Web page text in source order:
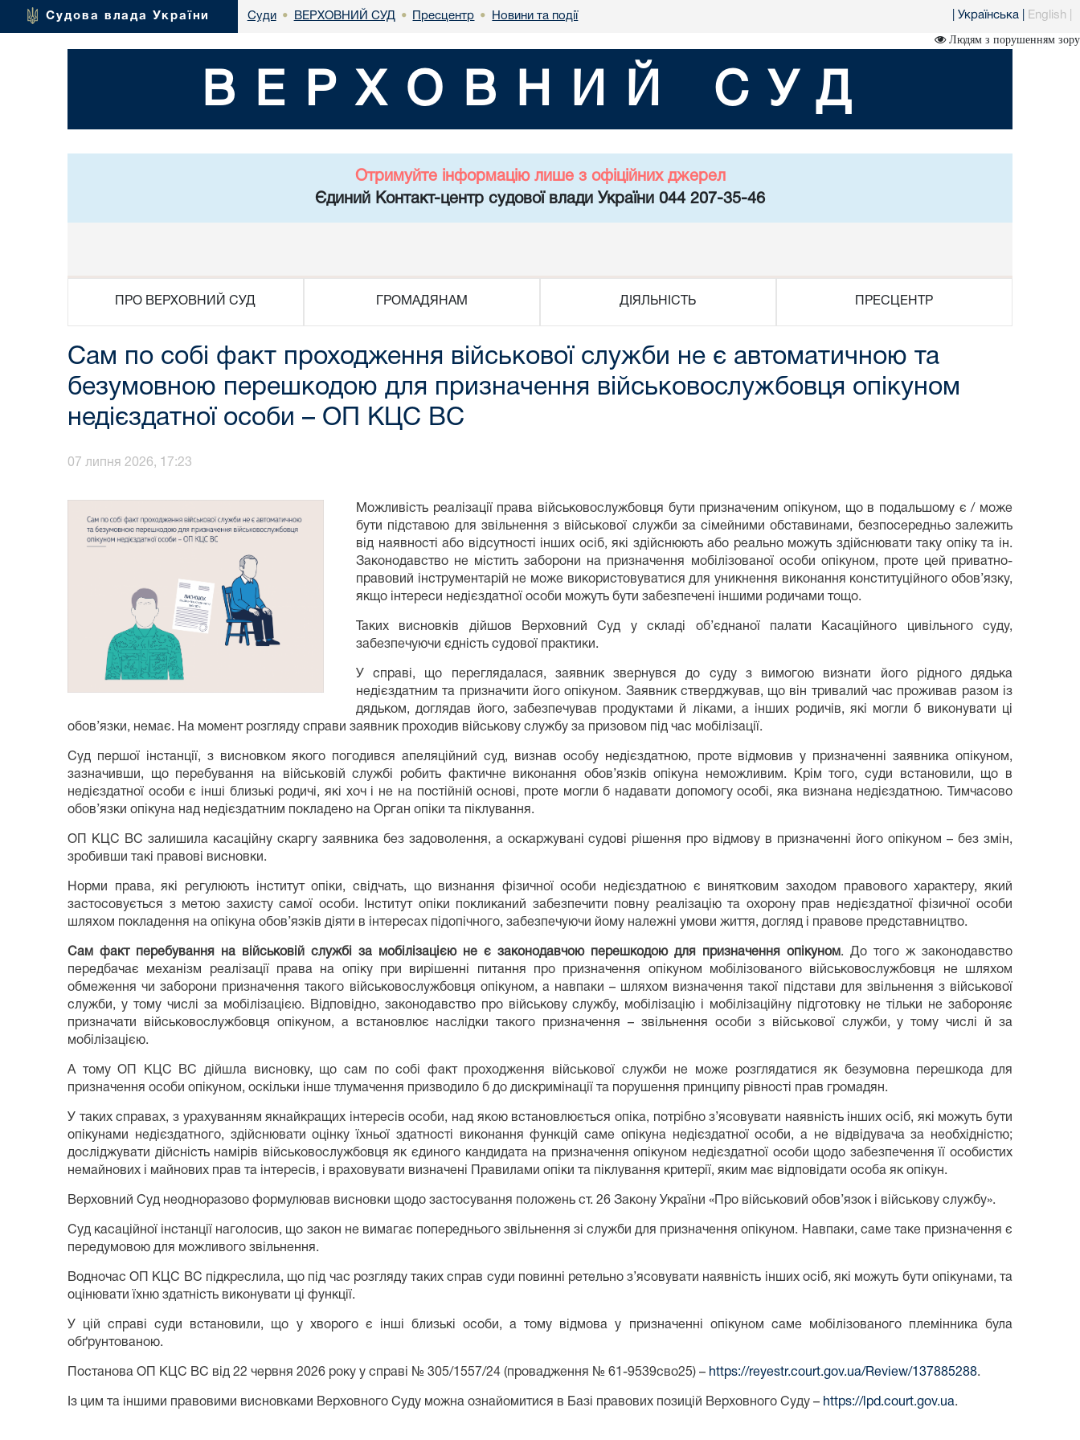
Судова влада України Суди • ВЕРХОВНИЙ СУД • Пресцентр • Новини та події Українська English
Людям з порушенням зору
ВЕРХОВНИЙ СУД
Отримуйте інформацію лише з офіційних джерел
Єдиний Контакт-центр судової влади України 044 207-35-46
ПРО ВЕРХОВНИЙ СУД ГРОМАДЯНАМ ДІЯЛЬНІСТЬ ПРЕСЦЕНТР
Сам по собі факт проходження військової служби не є автоматичною та
безумовною перешкодою для призначення військовослужбовця опікуном
недієздатної особи – ОП КЦС ВС
07 липня 2026, 17:23
Можливість реалізації права військовослужбовця бути призначеним опікуном, що в подальшому є / може
бути підставою для звільнення з військової служби за сімейними обставинами, безпосередньо залежить
від наявності або відсутності інших осіб, які здійснюють або реально можуть здійснювати таку опіку та ін.
Законодавство не містить заборони на призначення мобілізованої особи опікуном, проте цей приватно-
правовий інструментарій не може використовуватися для уникнення виконання конституційного обов’язку,
якщо інтереси недієздатної особи можуть бути забезпечені іншими родичами тощо.
Таких висновків дійшов Верховний Суд у складі об’єднаної палати Касаційного цивільного суду,
забезпечуючи єдність судової практики.
У справі, що переглядалася, заявник звернувся до суду з вимогою визнати його рідного дядька
недієздатним та призначити його опікуном. Заявник стверджував, що він тривалий час проживав разом із
дядьком, доглядав його, забезпечував продуктами й ліками, а інших родичів, які могли б виконувати ці
обов’язки, немає. На момент розгляду справи заявник проходив військову службу за призовом під час мобілізації.
Суд першої інстанції, з висновком якого погодився апеляційний суд, визнав особу недієздатною, проте відмовив у призначенні заявника опікуном,
зазначивши, що перебування на військовій службі робить фактичне виконання обов’язків опікуна неможливим. Крім того, суди встановили, що в
недієздатної особи є інші близькі родичі, які хоч і не на постійній основі, проте могли б надавати допомогу особі, яка визнана недієздатною. Тимчасово
обов’язки опікуна над недієздатним покладено на Орган опіки та піклування.
ОП КЦС ВС залишила касаційну скаргу заявника без задоволення, а оскаржувані судові рішення про відмову в призначенні його опікуном – без змін,
зробивши такі правові висновки.
Норми права, які регулюють інститут опіки, свідчать, що визнання фізичної особи недієздатною є винятковим заходом правового характеру, який
застосовується з метою захисту самої особи. Інститут опіки покликаний забезпечити повну реалізацію та охорону прав недієздатної фізичної особи
шляхом покладення на опікуна обов’язків діяти в інтересах підопічного, забезпечуючи йому належні умови життя, догляд і правове представництво.
Сам факт перебування на військовій службі за мобілізацією не є законодавчою перешкодою для призначення опікуном. До того ж законодавство
передбачає механізм реалізації права на опіку при вирішенні питання про призначення опікуном мобілізованого військовослужбовця не шляхом
обмеження чи заборони призначення такого військовослужбовця опікуном, а навпаки – шляхом визначення такої підстави для звільнення з військової
служби, у тому числі за мобілізацією. Відповідно, законодавство про військову службу, мобілізацію і мобілізаційну підготовку не тільки не забороняє
призначати військовослужбовця опікуном, а встановлює наслідки такого призначення – звільнення особи з військової служби, у тому числі й за
мобілізацією.
А тому ОП КЦС ВС дійшла висновку, що сам по собі факт проходження військової служби не може розглядатися як безумовна перешкода для
призначення особи опікуном, оскільки інше тлумачення призводило б до дискримінації та порушення принципу рівності прав громадян.
У таких справах, з урахуванням якнайкращих інтересів особи, над якою встановлюється опіка, потрібно з’ясовувати наявність інших осіб, які можуть бути
опікунами недієздатного, здійснювати оцінку їхньої здатності виконання функцій саме опікуна недієздатної особи, а не відвідувача за необхідністю;
досліджувати дійсність намірів військовослужбовця як єдиного кандидата на призначення опікуном недієздатної особи щодо забезпечення її особистих
немайнових і майнових прав та інтересів, і враховувати визначені Правилами опіки та піклування критерії, яким має відповідати особа як опікун.
Верховний Суд неодноразово формулював висновки щодо застосування положень ст. 26 Закону України «Про військовий обов’язок і військову службу».
Суд касаційної інстанції наголосив, що закон не вимагає попереднього звільнення зі служби для призначення опікуном. Навпаки, саме таке призначення є
передумовою для можливого звільнення.
Водночас ОП КЦС ВС підкреслила, що під час розгляду таких справ суди повинні ретельно з’ясовувати наявність інших осіб, які можуть бути опікунами, та
оцінювати їхню здатність виконувати ці функції.
У цій справі суди встановили, що у хворого є інші близькі особи, а тому відмова у призначенні опікуном саме мобілізованого племінника була
обґрунтованою.
Постанова ОП КЦС ВС від 22 червня 2026 року у справі № 305/1557/24 (провадження № 61-9539сво25) – https://reyestr.court.gov.ua/Review/137885288.
Із цим та іншими правовими висновками Верховного Суду можна ознайомитися в Базі правових позицій Верховного Суду – https://lpd.court.gov.ua.